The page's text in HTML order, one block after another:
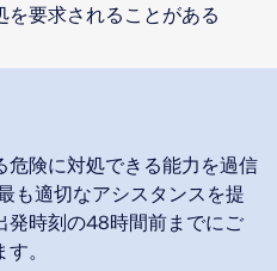
要求されることがある
危険に対処できる能力を過信
も適切なアシスタンスを提
発時刻の48時間前までにご
。